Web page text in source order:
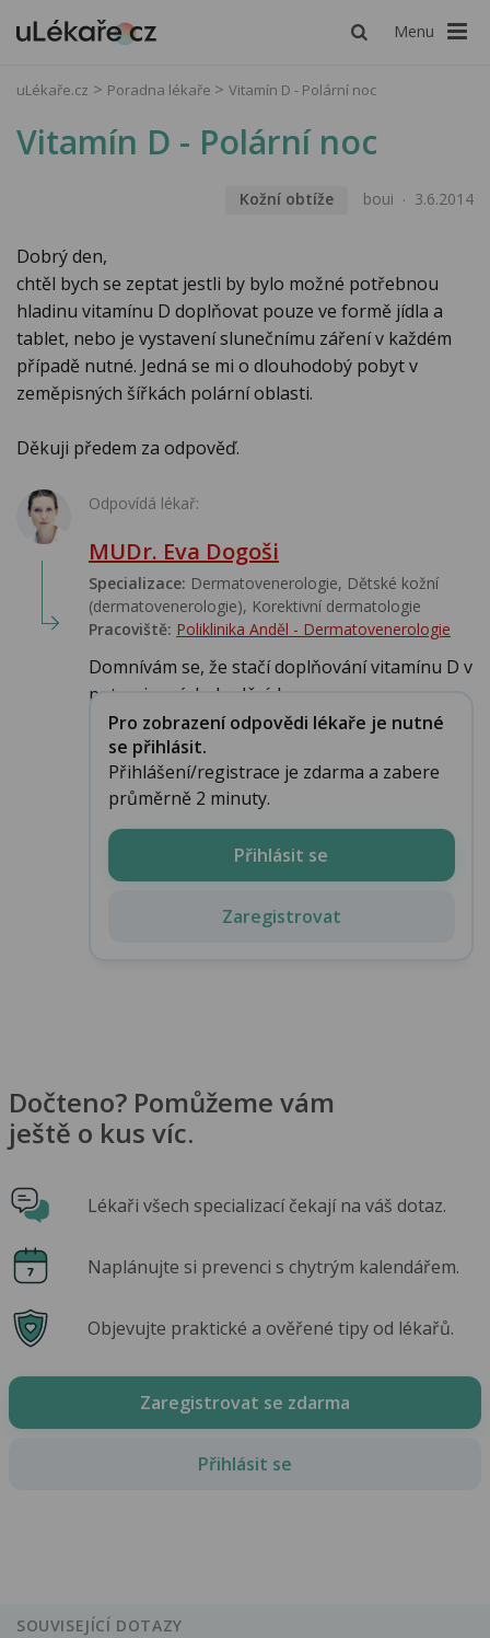
Menu
uLékaře.cz Poradna lékaře Vitamín D - Polární noc
Vitamín D - Polární noc
Kožní obtíže boui 3.6.2014
Dobrý den,
chtěl bych se zeptat jestli by bylo možné potřebnou
hladinu vitamínu D doplňovat pouze ve formě jídla a
tablet, nebo je vystavení slunečnímu záření v každém
případě nutné. Jedná se mi o dlouhodobý pobyt v
zeměpisných šířkách polární oblasti.
Děkuji předem za odpověď.
Odpovídá lékař:
MUDr. Eva Dogoši
Specializace: Dermatovenerologie, Dětské kožní
(dermatovenerologie), Korektivní dermatologie
Pracoviště: Poliklinika Anděl - Dermatovenerologie
Domnívám se, že stačí doplňování vitamínu D v
potravinových doplňcích....
Pro zobrazení odpovědi lékaře je nutné
se přihlásit.
Přihlášení/registrace je zdarma a zabere
průměrně 2 minuty.
Přihlásit se
Zaregistrovat
Dočteno? Pomůžeme vám
ještě o kus víc.
Lékaři všech specializací čekají na váš dotaz.
Naplánujte si prevenci s chytrým kalendářem.
Objevujte praktické a ověřené tipy od lékařů.
Zaregistrovat se zdarma
Přihlásit se
SOUVISEJÍCÍ DOTAZY